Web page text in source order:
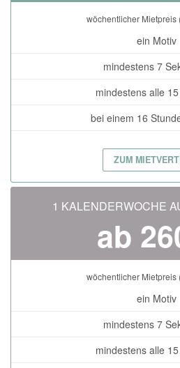
wöchentlicher Mietpreis
ein Motiv
mindestens 7
mindestens alle
bei einem 16
ZUM
1 KALENDERWOCHE
ab
wöchentlicher Mietpreis
ein Motiv
mindestens 7
mindestens alle